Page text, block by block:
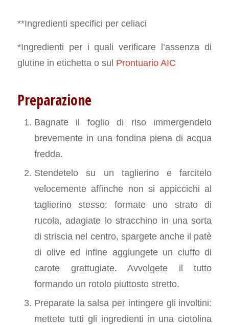
**Ingredienti specifici per celiaci
*Ingredienti per i quali verificare l’assenza di
glutine in etichetta o sul Prontuario AIC
Preparazione
Bagnate il foglio di riso immergendelo
brevemente in una fondina piena di acqua
fredda.
Stendetelo su un taglierino e farcitelo
velocemente affinche non si appiccichi al
taglierino stesso: formate uno strato di
rucola, adagiate lo stracchino in una sorta
di striscia nel centro, spargete anche il patè
di olive ed infine aggiungete un ciuffo di
carote grattugiate. Avvolgete il tutto
formando un rotolo piuttosto stretto.
Preparate la salsa per intingere gli involtini:
mettete tutti gli ingredienti in una ciotolina